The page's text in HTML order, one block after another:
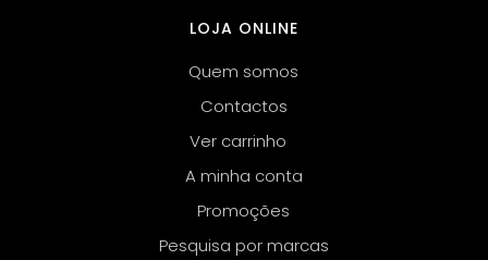
LOJA ONLINE
Quem somos
Contactos
Ver carrinho
A minha conta
Promoções
Pesquisa por marcas